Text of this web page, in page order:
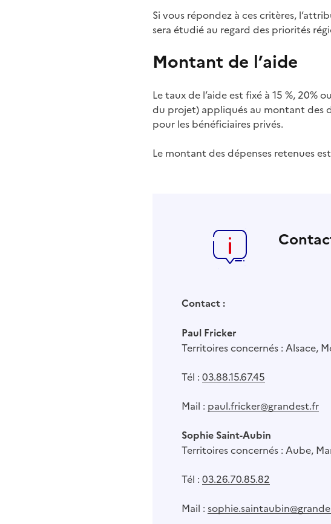
Si vous répondez à ces critères,
sera étudié au regard des priorités
Montant de l’aide
Le taux de l’aide est fixé à 15 %, 20%
du projet) appliqués au montant des
pour les bénéficiaires privés.
Le montant des dépenses retenues
Contact :
Paul Fricker
Territoires concernés : Alsace,
Tél : 03.88.15.67.45
Mail : paul.fricker@grandest.fr
Sophie Saint-Aubin
Territoires concernés : Aube,
Tél : 03.26.70.85.82
Mail :